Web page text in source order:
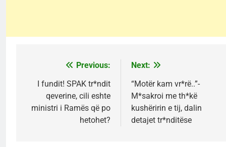
navigation
Previous:
I fundit! SPAK tr*ndit
qeverine, cili eshte
ministri i Ramës që po
hetohet?
Next:
“Motër kam vr*rë..”-
M*sakroi me th*kë
kushëririn e tij, dalin
detajet tr*nditëse